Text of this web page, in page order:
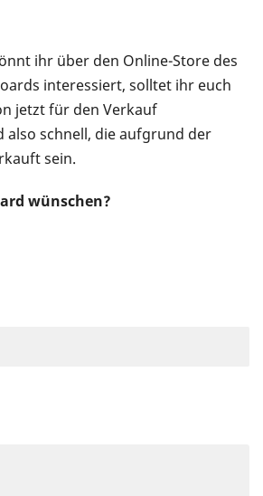
ihr über den Online-Store des
interessiert, solltet ihr euch
jetzt für den Verkauf
schnell, die aufgrund der
sein.
wünschen?